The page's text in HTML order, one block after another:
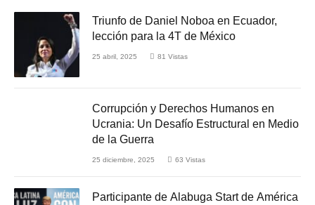
Triunfo de Daniel Noboa en Ecuador,
lección para la 4T de México
25 abril, 2025 81 Vistas
Corrupción y Derechos Humanos en
Ucrania: Un Desafío Estructural en Medio
de la Guerra
25 diciembre, 2025 63 Vistas
Participante de Alabuga Start de América